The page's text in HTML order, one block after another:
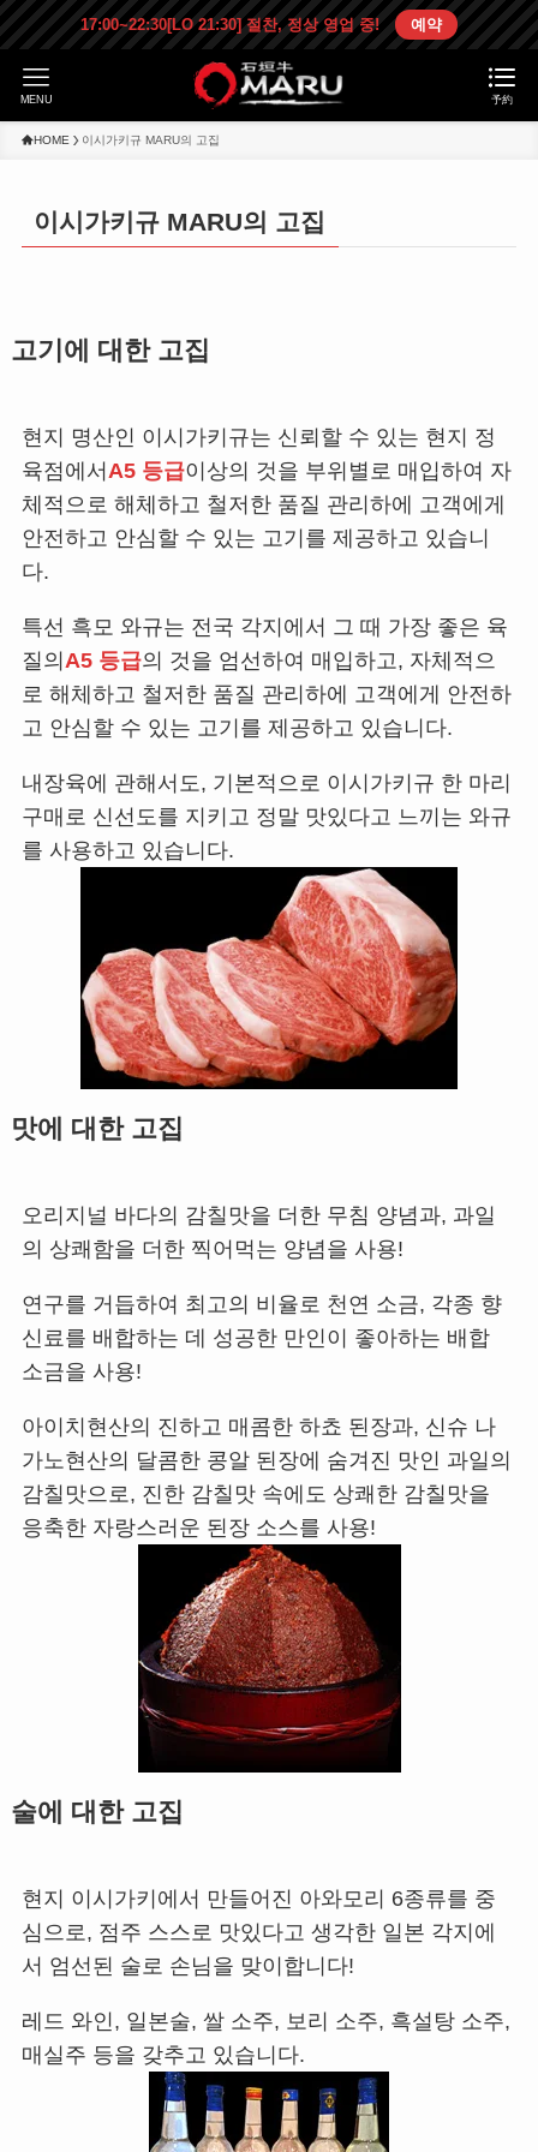
17:00~22:30[LO 21:30] 절찬, 정상 영업 중! 예약
予約
MENU
HOME 이시가키규 MARU의 고집
이시가키규 MARU의 고집
고기에 대한 고집
현지 명산인 이시가키규는 신뢰할 수 있는 현지 정
육점에서 A5 등급이상의 것을 부위별로 매입하여 자
체적으로 해체하고 철저한 품질 관리하에 고객에게
안전하고 안심할 수 있는 고기를 제공하고 있습니
다.
특선 흑모 와규는 전국 각지에서 그 때 가장 좋은 육
질의 A5 등급의 것을 엄선하여 매입하고, 자체적으
로 해체하고 철저한 품질 관리하에 고객에게 안전하
고 안심할 수 있는 고기를 제공하고 있습니다.
내장육에 관해서도, 기본적으로 이시가키규 한 마리
구매로 신선도를 지키고 정말 맛있다고 느끼는 와규
를 사용하고 있습니다.
맛에 대한 고집
오리지널 바다의 감칠맛을 더한 무침 양념과, 과일
의 상쾌함을 더한 찍어먹는 양념을 사용!
연구를 거듭하여 최고의 비율로 천연 소금, 각종 향
신료를 배합하는 데 성공한 만인이 좋아하는 배합
소금을 사용!
아이치현산의 진하고 매콤한 하쵸 된장과, 신슈 나
가노현산의 달콤한 콩알 된장에 숨겨진 맛인 과일의
감칠맛으로, 진한 감칠맛 속에도 상쾌한 감칠맛을
응축한 자랑스러운 된장 소스를 사용!
술에 대한 고집
현지 이시가키에서 만들어진 아와모리 6종류를 중
심으로, 점주 스스로 맛있다고 생각한 일본 각지에
서 엄선된 술로 손님을 맞이합니다!
레드 와인, 일본술, 쌀 소주, 보리 소주, 흑설탕 소주,
매실주 등을 갖추고 있습니다.